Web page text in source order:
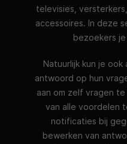
televisies,
accessoires. In deze
bezoekers
Natuurlijk kun je
antwoord op hun
aan om zelf vragen
van alle voordelen
notificaties bij
bewerken van